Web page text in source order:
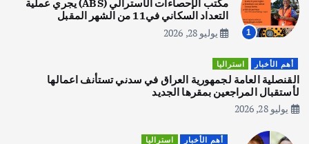
2
3
يوليو 30, 2026
1
مكتب الإحصاءات الأسترالي (ABS) يجري عملية
التعداد السكاني في11 من الشهر المقبل
يوليو 28, 2026
أهم الأخبار استراليا
القنصلية العامة لجمهورية العراق في سدني تستأنف اعمالها
لأستقبال المراجعين بمقرها الجديد
يوليو 28, 2026
أهم الأخبار استراليا